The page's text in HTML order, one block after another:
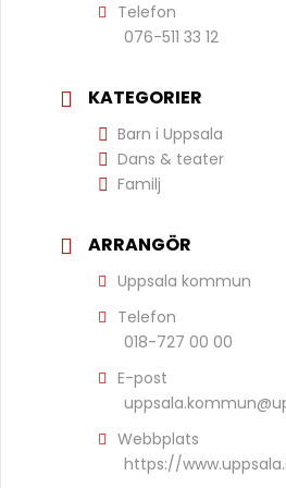
Telefon
076-511 33 12
KATEGORIER
Barn i Uppsala
Dans & teater
Familj
ARRANGÖR
Uppsala kommun
Telefon
018-727 00 00
E-post
Webbplats
https://